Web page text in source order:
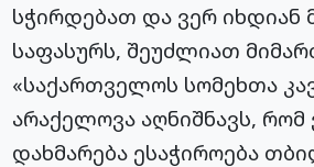
სჭირდებათ და ვერ იხდიან
საფასურს, შეუძლიათ
«საქართველოს სომეხთა
არაქელოვა აღნიშნავს, რომ
დახმარება ესაჭიროება